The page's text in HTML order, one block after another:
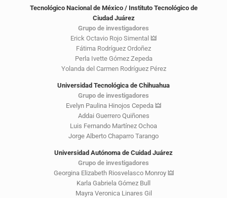
Tecnológico Nacional de México / Instituto Tecnológico de
Ciudad Juárez
Grupo de investigadores
Erick Octavio Rojo Simental 🜲
Fátima Rodríguez Ordoñez
Perla Ivette Gómez Zepeda
Yolanda del Carmen Rodríguez Pérez
Universidad Tecnológica de Chihuahua
Grupo de investigadores
Evelyn Paulina Hinojos Cepeda 🜲
Addai Guerrero Quiñones
Luis Fernando Martínez Ochoa
Jorge Alberto Chaparro Tarango
Universidad Autónoma de Cuidad Juárez
Grupo de investigadores
Georgina Elizabeth Riosvelasco Monroy 🜲
Karla Gabriela Gómez Bull
Mayra Veronica Linares Gil